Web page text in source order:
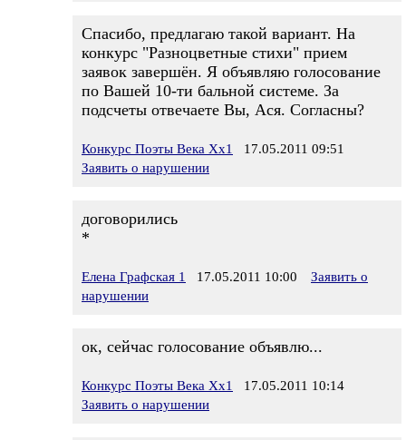
Спасибо, предлагаю такой вариант. На
конкурс "Разноцветные стихи" прием
заявок завершён. Я объявляю голосование
по Вашей 10-ти бальной системе. За
подсчеты отвечаете Вы, Ася. Согласны?
Конкурс Поэты Века Хх1
17.05.2011 09:51
Заявить о нарушении
договорились
*
Елена Графская 1 17.05.2011 10:00
Заявить о
нарушении
ок, сейчас голосование объявлю...
Конкурс Поэты Века Хх1
17.05.2011 10:14
Заявить о нарушении